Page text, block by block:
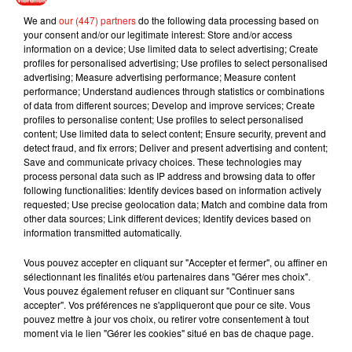
0,85 à 0,95 euros.
- Les PV de stationnement passeront de 17 à 25 euros.
Musique
7 août 2026
Julien Lieb s’essaye à la vie de chatelain
dans son nouveau clip
7 août 2026
Madonna sort enfin le remix de « Love
Sensation » avec Kylie Minogue
We and our (447) partnersdo the following data processing based on
your consent and/or our legitimate interest: Store and/or access
information on a device; Use limited data to select advertising; Create
profiles for personalised advertising; Use profiles to select personalised
advertising; Measure advertising performance; Measure content
performance; Understand audiences through statistics or combinations
of data from different sources; Develop and improve services; Create
profiles to personalise content; Use profiles to select personalised
content; Use limited data to select content; Ensure security, prevent and
detect fraud, and fix errors; Deliver and present advertising and content;
Save and communicate privacy choices. These technologies may
process personal data such as IP address and browsing data to offer
following functionalities: Identify devices based on information actively
requested; Use precise geolocation data; Match and combine data from
other data sources; Link different devices; Identify devices based on
information transmitted automatically.
Vous pouvez accepter en cliquant sur "Accepter et fermer", ou affiner en
sélectionnant les finalités et/ou partenaires dans "Gérer mes choix".
Vous pouvez également refuser en cliquant sur "Continuer sans
accepter". Vos préférences ne s'appliqueront que pour ce site. Vous
pouvez mettre à jour vos choix, ou retirer votre consentement à tout
moment via le lien "Gérer les cookies" situé en bas de chaque page.